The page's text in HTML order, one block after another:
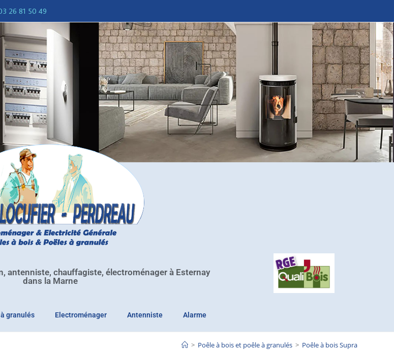
26 81 50 49
antenniste, chauffagiste, électroménager à Esternay
dans la Marne
granulés Electroménager Antenniste Alarme
> Poêle à bois et poêle à granulés > Poêle à bois Supra